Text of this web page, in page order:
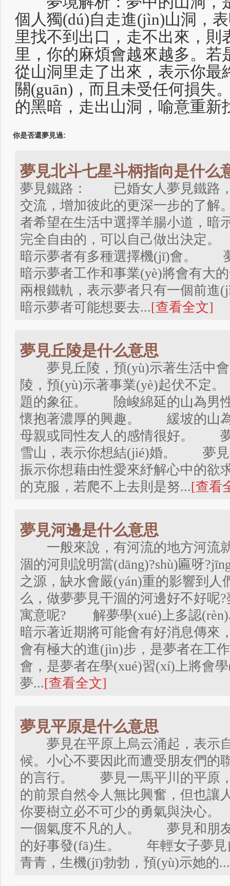
個人獨(dú)自走進(jìn)山洞，
里找不到出口，走不出來，則
里，你的麻煩會越來越多。若
從山洞里走了出來，表示你最
關(guān)，而且未受任何損失
的黑暗，走出山洞，喻意重新
你是否還夢見過:
夢見北斗七星斗柄指向是什么
夢見鐵路： 已婚女人夢見鐵路，
交流，增加彼此的更深一步的了
者希望在生活中選擇羊腸小道，暗
完全自由的，可以自己做出決定
暗示夢者有多種選擇機(jī)會。
暗示夢者工作和事業(yè)將會
兩根鐵軌，表示夢者只有一個前
暗示夢者可能想要去...[查看全文]
夢見丘陵是什么意思
夢見丘陵，預(yù)示著生活中
陵，預(yù)示著事業(yè)起伏不
題的象征。 險峻綿延的山為男
懷抱著濃厚的興趣。 緩坡的山為
母親或同性友人的感情很好。 夢
雪山，表示你想結(jié)婚。 夢見
振示你想藉由性愛來紓解心中的
的克服，若爬不上去則是努...[查看
夢見河邊是什么意思
一般來說，有河流的地方河流
涸的河則說明當(dāng)?shù)匾呀
之源，缺水會嚴(yán)重的影響到人
么，做夢夢見干涸的河邊好不好呢
寓意呢? 解夢學(xué)上多認(rèn)
暗示著近期將可能會有好消息傳來
會有極大的進(jìn)步，是夢者在工
會，是夢者在學(xué)習(xí)上將會
夢...[查看全文]
夢見平原是什么意思
夢見在平原上烏云涌起，表示自
候。小心不要因此而遭受朋友們的
的言行。 夢見一馬平川的平原
的前景自然令人無比興奮，但也讓
你要樹立必不可少的勇氣與決心
一個氣度不凡的人。 夢見和朋
的好事發(fā)生。 年輕女子夢見
青青，生機(jī)勃勃，預(yù)示她的...